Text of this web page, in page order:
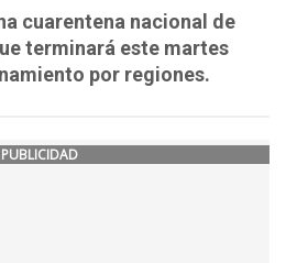
cuarentena nacional de
terminará este martes
por regiones.
PUBLICIDAD